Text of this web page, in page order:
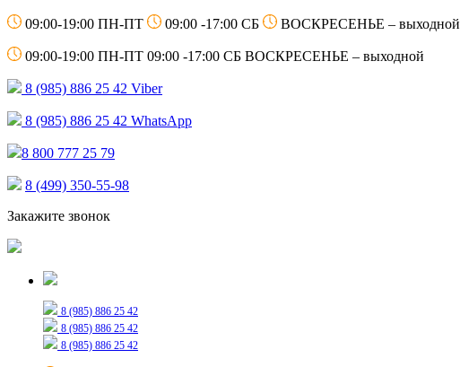
09:00-19:00 ПН-ПТ 09:00 -17:00 СБ ВОСКРЕСЕНЬЕ – выходной
09:00-19:00 ПН-ПТ 09:00 -17:00 СБ ВОСКРЕСЕНЬЕ – выходной
8 (985) 886 25 42 Viber
8 (985) 886 25 42 WhatsApp
8 800 777 25 79
8 (499) 350-55-98
Закажите звонок
8 (985) 886 25 42
8 (985) 886 25 42
8 (985) 886 25 42